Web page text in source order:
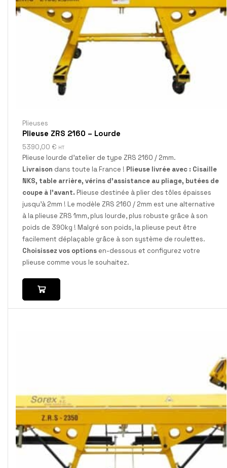
Plieuses
Plieuse ZRS 2160 – Lourde
5390,00 € HT
Plieuse lourde d’atelier de type ZRS 2160 / 2mm.
Livraison dans toute la France ! Plieuse livrée avec : Cisaille
NKS, table arrière, vérins d'assistance au pliage, butées de
coupe à l'avant. Plieuse destinée à plier des tôles épaisses
jusqu’à 2mm ! Le modèle ZRS 2160 / 2mm est une alternative
à la plieuse ZRS 1mm, plus lourde, plus robuste grâce à son
poids de 390kg ! Malgré son poids, la plieuse peut être
facilement déplaçable grâce à son système de roulettes.
Choisissez vos options en-dessous et configurez votre
plieuse comme vous le souhaitez.